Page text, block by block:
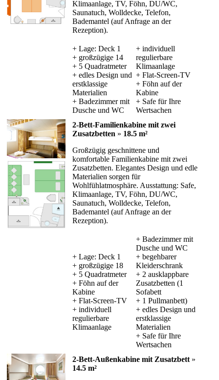
Klimaanlage, TV, Föhn, DU/WC,
Saunatuch, Wolldecke, Telefon,
Bademantel (auf Anfrage an der
Rezeption).
+ Lage: Deck 1
+ großzügige 14
+ 5 Quadratmeter
+ edles Design und
erstklassige
Materialien
+ Badezimmer mit
Dusche und WC
+ individuell
regulierbare
Klimaanlage
+ Flat-Screen-TV
+ Föhn auf der
Kabine
+ Safe für Ihre
Wertsachen
2-Bett-Familienkabine mit zwei
Zusatzbetten » 18.5 m²
Großzügig geschnittene und
komfortable Familienkabine mit zwei
Zusatzbetten. Elegantes Design und edle
Materialien sorgen für
Wohlfühlatmosphäre. Ausstattung: Safe,
Klimaanlage, TV, Föhn, DU/WC,
Saunatuch, Wolldecke, Telefon,
Bademantel (auf Anfrage an der
Rezeption).
+ Lage: Deck 1
+ großzügige 18
+ 5 Quadratmeter
+ Föhn auf der
Kabine
+ Flat-Screen-TV
+ individuell
regulierbare
Klimaanlage
+ Badezimmer mit
Dusche und WC
+ begehbarer
Kleiderschrank
+ 2 ausklappbare
Zusatzbetten (1
Sofabett
+ 1 Pullmanbett)
+ edles Design und
erstklassige
Materialien
+ Safe für Ihre
Wertsachen
2-Bett-Außenkabine mit Zusatzbett »
14.5 m²